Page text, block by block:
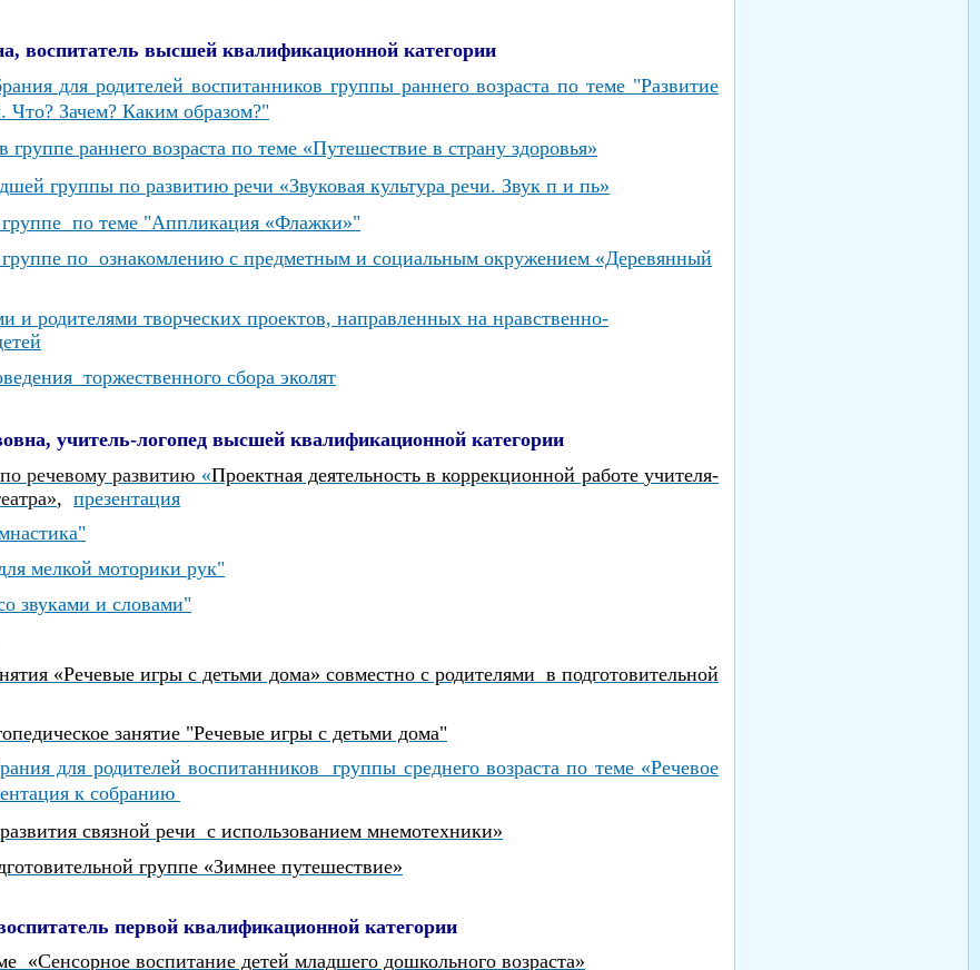
воспитатель высшей квалификационной категории
для родителей воспитанников группы раннего возраста по теме "Развитие
Что? Зачем? Каким образом?"
группе раннего возраста по теме «Путешествие в страну здоровья»
группы по развитию речи «Звуковая культура речи. Звук п и пь»
по теме "Аппликация «Флажки»"
по ознакомлению с предметным и социальным окружением «Деревянный
и родителями творческих проектов, направленных на нравственно-
торжественного сбора эколят
учитель-логопед высшей квалификационной категории
речевому развитию «Проектная деятельностьв коррекционной работеучителя-
, презентация
мелкой моторики рук"
звуками и словами"
«Речевые игры с детьми дома» совместно с родителями в подготовительной
занятие "Речевые игры с детьми дома"
для родителей воспитанников группы среднего возраста по теме «Речевое
к собранию
связной речи с использованием мнемотехники»
группе «Зимнее путешествие»
первой квалификационной категории
«Сенсорное воспитание детей младшего дошкольного возраста»